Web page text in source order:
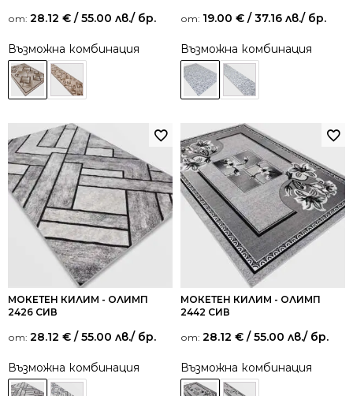
от: 28.12 € / 55.00 лв./ бр.
Възможна комбинация
от: 19.00 € / 37.16 лв./ бр.
Възможна комбинация
МОКЕТЕН КИЛИМ - ОЛИМП
2426 СИВ
от: 28.12 € / 55.00 лв./ бр.
Възможна комбинация
МОКЕТЕН КИЛИМ - ОЛИМП
2442 СИВ
от: 28.12 € / 55.00 лв./ бр.
Възможна комбинация